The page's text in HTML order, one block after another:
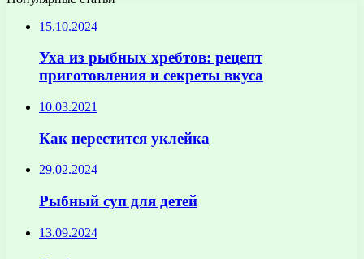
15.10.2024
Уха из рыбных хребтов: рецепт
приготовления и секреты вкуса
10.03.2021
Как нерестится уклейка
29.02.2024
Рыбный суп для детей
13.09.2024